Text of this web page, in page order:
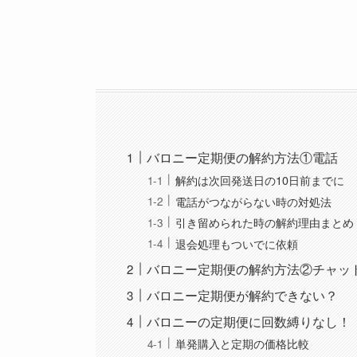
バロニー定期便の解約方法①電話
解約は次回発送日の10日前までに
電話がつながらない時の対処法
引き留められた時の解約理由まとめ
退会処理もついでに依頼
バロニー定期便の解約方法②チャッ
バロニー定期便が解約できない？
バロニーの定期便に回数縛りなし！
単発購入と定期の価格比較